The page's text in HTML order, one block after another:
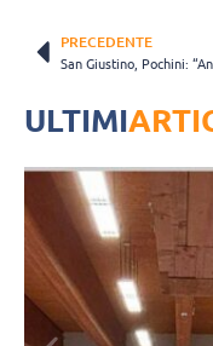
PRECEDENTE
ULTIMI